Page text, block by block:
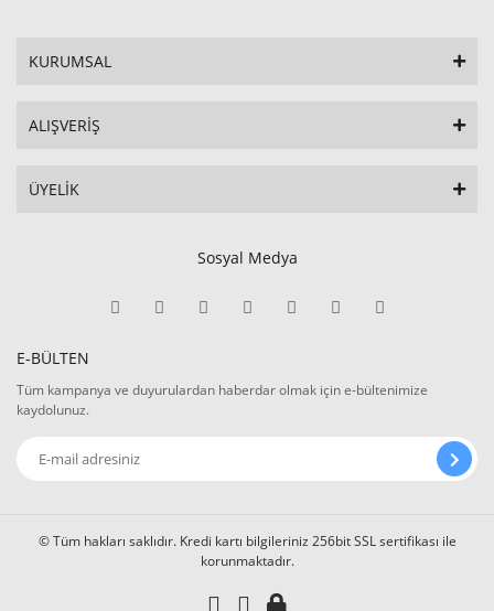
KURUMSAL
ALIŞVERİŞ
ÜYELİK
Sosyal Medya
E-BÜLTEN
Tüm kampanya ve duyurulardan haberdar olmak için e-bültenimize
kaydolunuz.
© Tüm hakları saklıdır. Kredi kartı bilgileriniz 256bit SSL sertifikası ile
korunmaktadır.